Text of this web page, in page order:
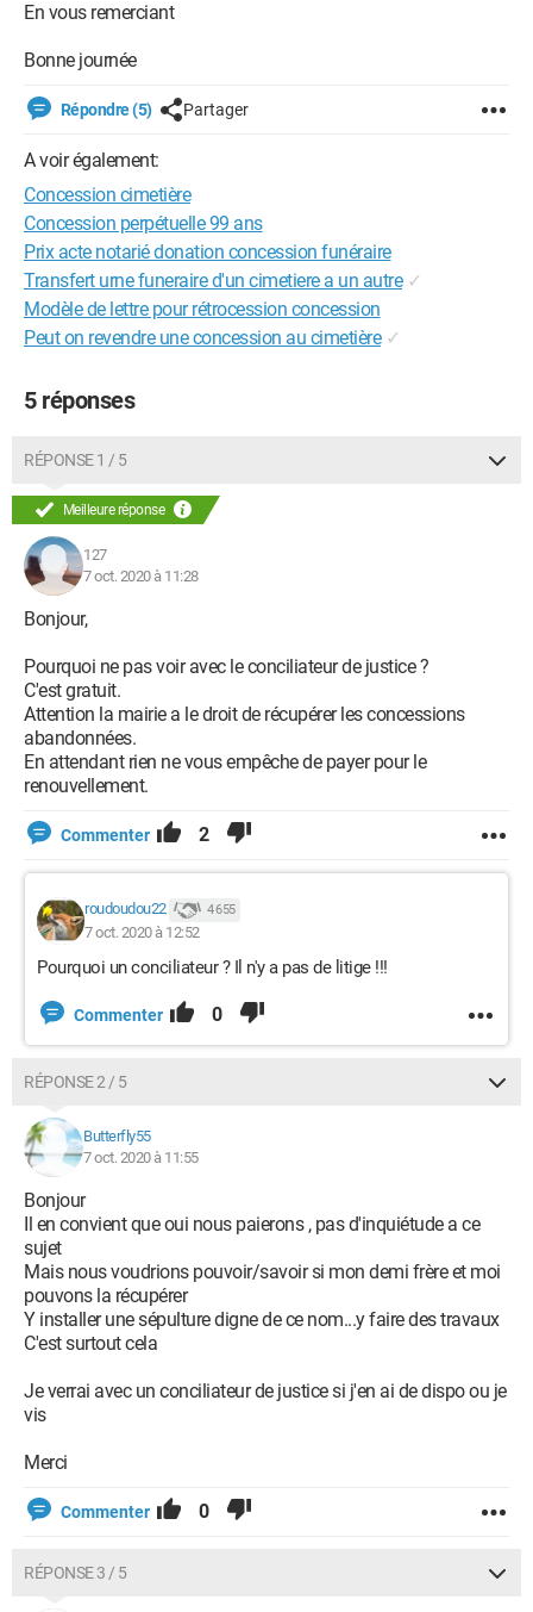
En vous remerciant
Bonne journée
Répondre (5) Partager
A voir également:
Concession cimetière
Concession perpétuelle 99 ans
Prix acte notarié donation concession funéraire
Transfert urne funeraire d'un cimetiere a un autre ✓
Modèle de lettre pour rétrocession concession
Peut on revendre une concession au cimetière ✓
5 réponses
RÉPONSE 1 / 5
Meilleure réponse
127
7 oct. 2020 à 11:28
Bonjour,
Pourquoi ne pas voir avec le conciliateur de justice ?
C'est gratuit.
Attention la mairie a le droit de récupérer les concessions
abandonnées.
En attendant rien ne vous empêche de payer pour le
renouvellement.
Commenter 2
roudoudou22 4 655
7 oct. 2020 à 12:52
Pourquoi un conciliateur ? Il n'y a pas de litige !!!
Commenter 0
RÉPONSE 2 / 5
Butterfly55
7 oct. 2020 à 11:55
Bonjour
Il en convient que oui nous paierons , pas d'inquiétude a ce
sujet
Mais nous voudrions pouvoir/savoir si mon demi frère et moi
pouvons la récupérer
Y installer une sépulture digne de ce nom...y faire des travaux
C'est surtout cela
Je verrai avec un conciliateur de justice si j'en ai de dispo ou je
vis
Merci
Commenter 0
RÉPONSE 3 / 5